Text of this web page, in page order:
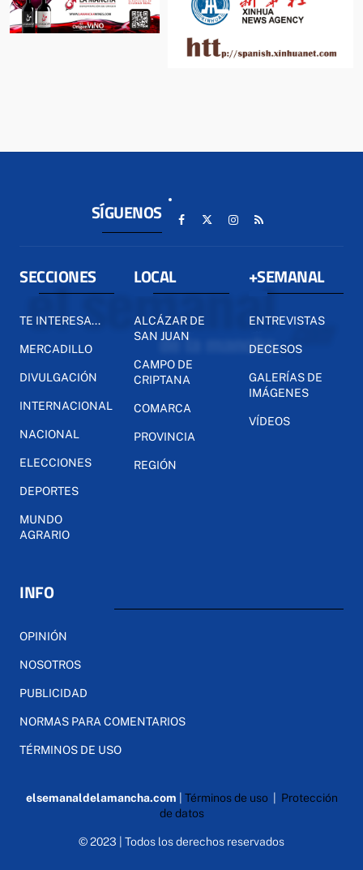
SÍGUENOS
SECCIONES
TE INTERESA...
MERCADILLO
DIVULGACIÓN
INTERNACIONAL
NACIONAL
ELECCIONES
DEPORTES
MUNDO
AGRARIO
LOCAL
ALCÁZAR DE
SAN JUAN
CAMPO DE
CRIPTANA
COMARCA
PROVINCIA
REGIÓN
+SEMANAL
ENTREVISTAS
DECESOS
GALERÍAS DE
IMÁGENES
VÍDEOS
INFO
OPINIÓN
NOSOTROS
PUBLICIDAD
NORMAS PARA COMENTARIOS
TÉRMINOS DE USO
elsemanaldelamancha.com Términos de uso| Protección
de datos
© 2023 | Todos los derechos reservados